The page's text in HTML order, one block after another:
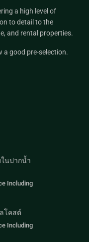
a high level of
to detail to the
and rental properties.
a good pre-selection.
นปากน้ำ
Including
โคสต์
Including